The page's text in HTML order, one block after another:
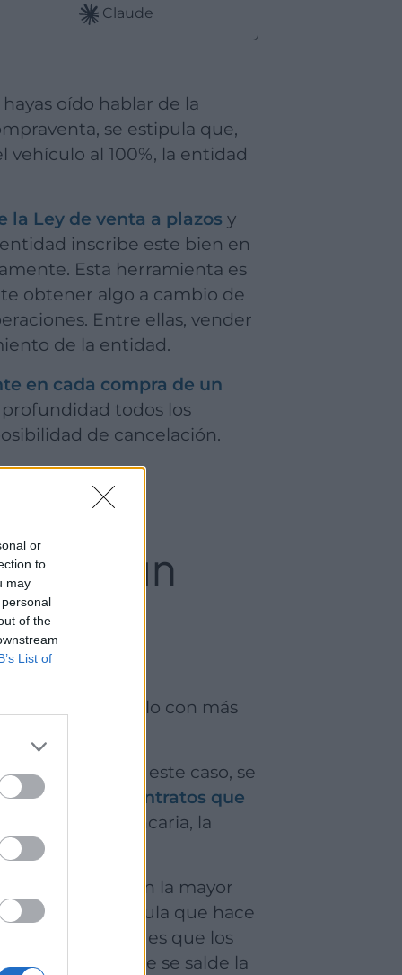
or
to
may
of the
List of
Claude
oído hablar de la
se estipula que,
al 100%, la entidad
Ley de venta a plazos y
inscribe este bien en
Esta herramienta es
obtener algo a cambio de
Entre ellas, vender
de la entidad.
en cada compra de un
todos los
de cancelación.
de un
a exponerlo con más
los
contratos que
una entidad bancaria, la
y se incluye en la mayor
es una cláusula que hace
última instancia es que los
hasta que se salde la